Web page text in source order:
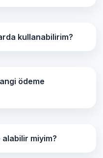
kullanabilirim?
ödeme
miyim?